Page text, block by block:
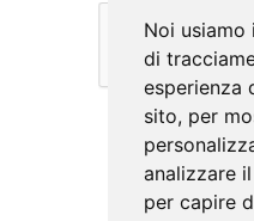
Noi
di
esperienza
sito, per
analizzare
per capire